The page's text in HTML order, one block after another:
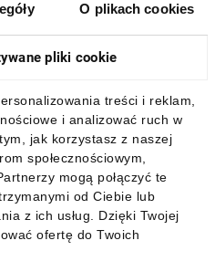
O plikach cookies
pliki cookie
treści i reklam,
i analizować ruch w
jak korzystasz z naszej
społecznościowym,
mogą połączyć te
od Ciebie lub
z ich usług. Dzięki Twojej
ofertę do Twoich
), co sprawia, że
naturalne.
design
mobilną: